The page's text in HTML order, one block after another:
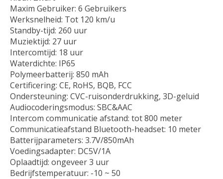
Maxim Gebruiker: 6 Gebruikers
Werksnelheid: Tot 120 km/u
Standby-tijd: 260 uur
Muziektijd: 27 uur
Intercomtijd: 18 uur
Waterdichte: IP65
Polymeerbatterij: 850 mAh
Certificering: CE, RoHS, BQB, FCC
Ondersteuning: CVC-ruisonderdrukking, 3D-geluid
Audiocoderingsmodus: SBC&AAC
Intercom communicatie afstand: tot 800 meter
Communicatieafstand Bluetooth-headset: 10 meter
Batterijparameters: 3.7V/850mAh
Voedingsadapter: DC5V/1A
Oplaadtijd: ongeveer 3 uur
Bedrijfstemperatuur: -10 ~ 50